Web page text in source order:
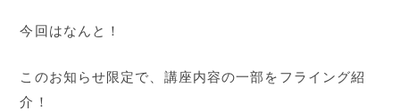
今回はなんと！
このお知らせ限定で、講座内容の一部をフライング紹
介！